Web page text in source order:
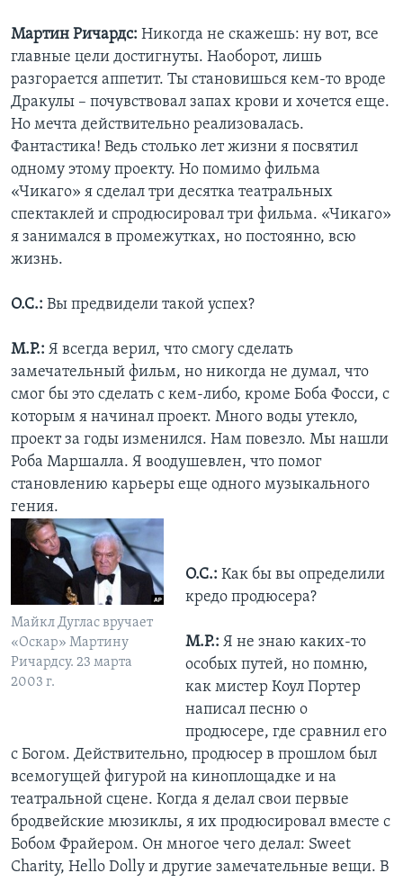
Мартин Ричардс: Никогда не скажешь: ну вот, все
главные цели достигнуты. Наоборот, лишь
разгорается аппетит. Ты становишься кем-то вроде
Дракулы – почувствовал запах крови и хочется еще.
Но мечта действительно реализовалась.
Фантастика! Ведь столько лет жизни я посвятил
одному этому проекту. Но помимо фильма
«Чикаго» я сделал три десятка театральных
спектаклей и спродюсировал три фильма. «Чикаго»
я занимался в промежутках, но постоянно, всю
жизнь.
О.С.: Вы предвидели такой успех?
М.Р.: Я всегда верил, что смогу сделать
замечательный фильм, но никогда не думал, что
смог бы это сделать с кем-либо, кроме Боба Фосси, с
которым я начинал проект. Много воды утекло,
проект за годы изменился. Нам повезло. Мы нашли
Роба Маршалла. Я воодушевлен, что помог
становлению карьеры еще одного музыкального
гения.
Майкл Дуглас вручает
«Оскар» Мартину
Ричардсу. 23 марта
2003 г.
О.С.: Как бы вы определили
кредо продюсера?
М.Р.: Я не знаю каких-то
особых путей, но помню,
как мистер Коул Портер
написал песню о
продюсере, где сравнил его
с Богом. Действительно, продюсер в прошлом был
всемогущей фигурой на киноплощадке и на
театральной сцене. Когда я делал свои первые
бродвейские мюзиклы, я их продюсировал вместе с
Бобом Фрайером. Он многое чего делал: Sweet
Charity, Hello Dolly и другие замечательные вещи. В